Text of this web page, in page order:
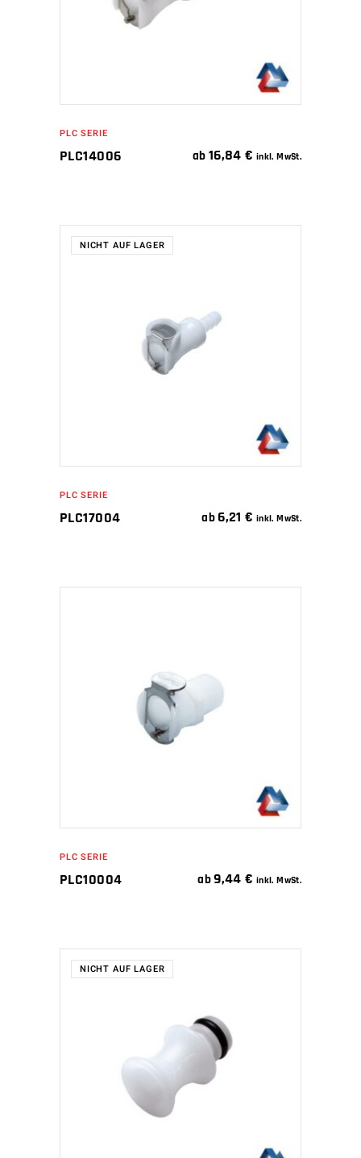
PLC SERIE
PLC14006 ab 16,84€ inkl. MwSt.
NICHT AUF LAGER
WEITERLESEN
PLC SERIE
PLC17004 ab 6,21€ inkl. MwSt.
IN DEN WARENKORB
PLC SERIE
PLC10004 ab9,44€ inkl. MwSt.
NICHT AUF LAGER
WEITERLESEN